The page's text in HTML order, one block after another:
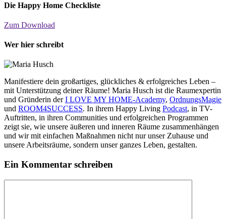
Die Happy Home Checkliste
Zum Download
Wer hier schreibt
Manifestiere dein großartiges, glückliches & erfolgreiches Leben –
mit Unterstützung deiner Räume! Maria Husch ist die Raumexpertin
und Gründerin derI LOVE MY HOME-Academy, OrdnungsMagie
und ROOM4SUCCESS. In ihrem Happy Living Podcast, in TV-
Auftritten, in ihren Communities und erfolgreichen Programmen
zeigt sie, wie unsere äußeren und inneren Räume zusammenhängen
und wir mit einfachen Maßnahmen nicht nur unser Zuhause und
unsere Arbeitsräume, sondern unser ganzes Leben, gestalten.
Ein Kommentar schreiben